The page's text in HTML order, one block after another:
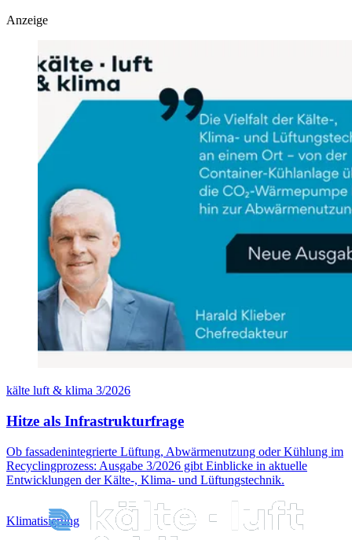
Anzeige
kälte luft & klima 3/2026
Hitze als Infrastrukturfrage
Ob fassadenintegrierte Lüftung, Abwärmenutzung oder Kühlung im
Recyclingprozess: Ausgabe 3/2026 gibt Einblicke in aktuelle
Entwicklungen der Kälte-, Klima- und Lüftungstechnik.
Klimatisierung